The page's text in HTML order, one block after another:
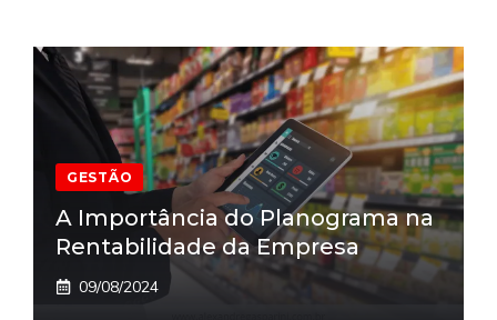
GESTÃO
A Importância do Planograma na
Rentabilidade da Empresa
09/08/2024